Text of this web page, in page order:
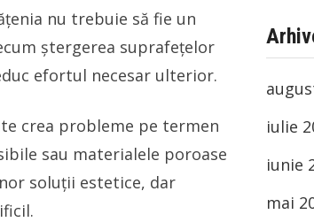
nu trebuie să fie un
ștergerea suprafețelor
efortul necesar ulterior.
crea probleme pe termen
sau materialele poroase
soluții estetice, dar
iulie
iunie
mai